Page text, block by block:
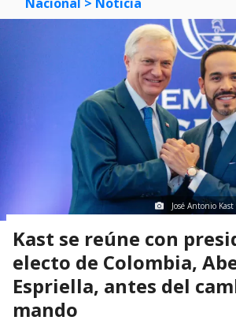
José Antonio
Kast se reúne con
electo de Colombia,
Espriella, antes del
mando